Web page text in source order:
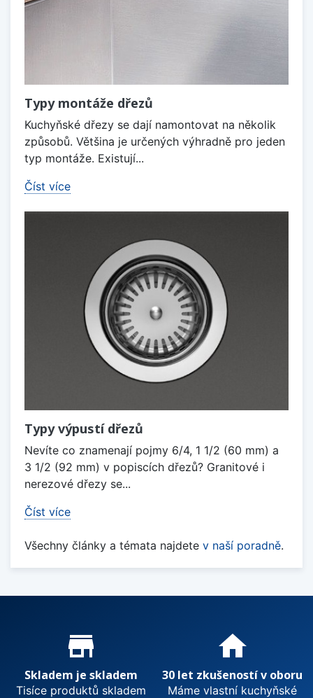
Typy montáže dřezů
Kuchyňské dřezy se dají namontovat na několik
způsobů. Většina je určených výhradně pro jeden
typ montáže. Existují...
Číst více
Typy výpustí dřezů
Nevíte co znamenají pojmy 6/4, 1 1/2 (60 mm) a
3 1/2 (92 mm) v popiscích dřezů? Granitové i
nerezové dřezy se...
Číst více
Všechny články a témata najdete v naší poradně.
Proč nakupovat u nás?
store_mall_directory
Skladem je skladem
Tisíce produktů skladem
home
30 let zkušeností v oboru
Máme vlastní kuchyňské